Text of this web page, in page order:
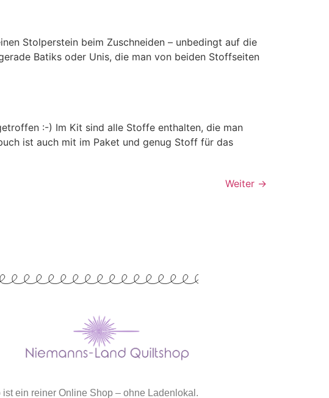
Stolperstein beim Zuschneiden – unbedingt auf die
Batiks oder Unis, die man von beiden Stoffseiten
:-) Im Kit sind alle Stoffe enthalten, die man
ist auch mit im Paket und genug Stoff für das
Weiter →
ein reiner Online Shop – ohne Ladenlokal.